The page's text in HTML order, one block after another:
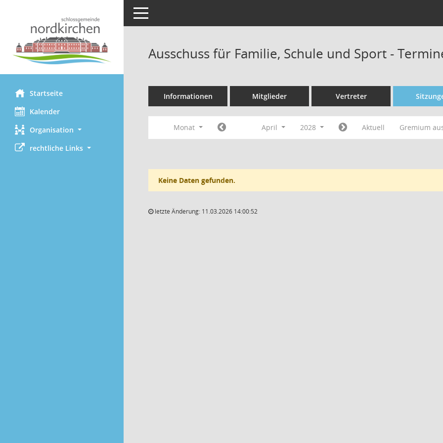
Startseite
Kalender
Organisation
rechtliche Links
Toggle navigation
Ausschuss für Familie, Schule und Sport -
Informationen Mitglieder Vertreter
Monat April 2028 Aktuell Gremium
Keine Daten gefunden.
letzte Änderung: 11.03.2026 14:00:52